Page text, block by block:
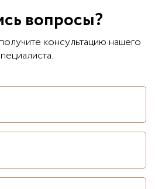
вопросы?
консультацию нашего